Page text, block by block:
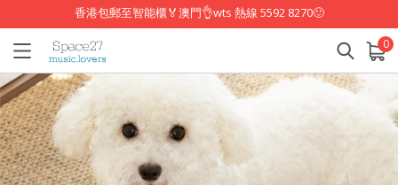
香港包郵至智能櫃🏅澳門👌wts 熱線 5592 8270🙂
0
已加入購物車 查看